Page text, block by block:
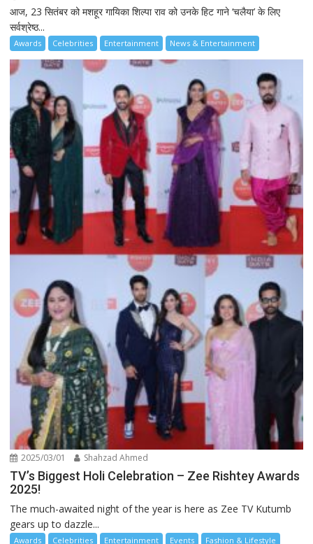
आज, 23 सितंबर को मशहूर गायिका शिल्पा राव को उनके हिट गाने ‘चलैया’ के लिए
सर्वश्रेष्ठ...
Awards Celebrities Entertainment News & Entertainment
2025/03/01 Shahzad Ahmed
TV’s Biggest Holi Celebration – Zee Rishtey Awards
2025!
The much-awaited night of the year is here as Zee TV Kutumb
gears up to dazzle...
Awards Celebrities Entertainment Events
Fashion & Lifestyle